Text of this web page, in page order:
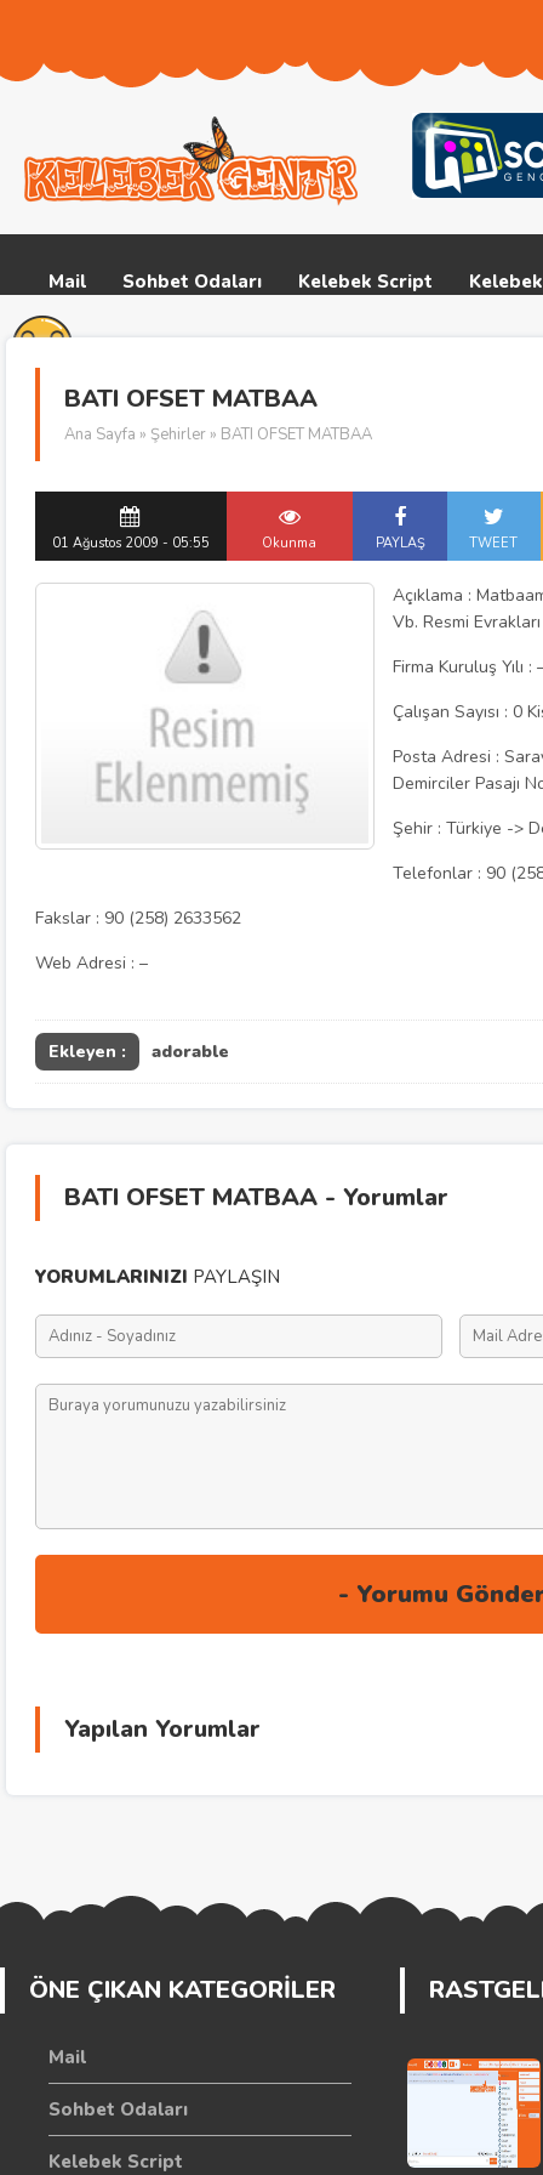
Mail Sohbet Odaları Kelebek Script
BATI OFSET MATBAA
Ana Sayfa » Şehirler » BATI OFSET MATBAA
01 Ağustos 2009 - 05:55 Okunma PAYLAŞ TWEET
Açıklama :
Vb. Resmi
Firma Kuruluş Yılı :
Çalışan Sayısı : 0
Posta Adresi :
Demirciler Pasajı
Şehir : Türkiye ->
Telefonlar : 90
Fakslar : 90 (258) 2633562
Web Adresi : –
Ekleyen : adorable
BATI OFSET MATBAA - Yorumlar
YORUMLARINIZI PAYLAŞIN
Yapılan Yorumlar
ÖNE ÇIKAN KATEGORİLER
Mail
Sohbet Odaları
Kelebek Script